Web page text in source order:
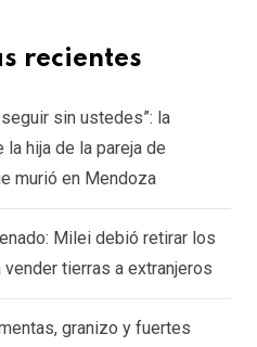
recientes
sin ustedes”: la
hija de la pareja de
murió en Mendoza
Milei debió retirar los
tierras a extranjeros
granizo y fuertes